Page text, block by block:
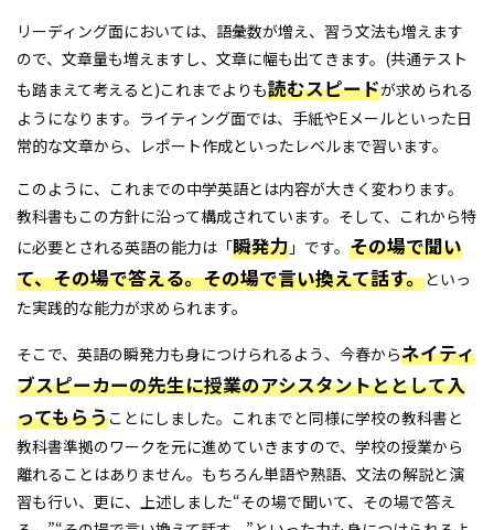
リーディング面においては、語彙数が増え、習う文法も増えます
ので、文章量も増えますし、文章に幅も出てきます。(共通テスト
も踏まえて考えると)これまでよりも読むスピードが求められる
ようになります。ライティング面では、手紙やEメールといった日
常的な文章から、レポート作成といったレベルまで習います。
このように、これまでの中学英語とは内容が大きく変わります。
教科書もこの方針に沿って構成されています。そして、これから特
に必要とされる英語の能力は「瞬発力 」です。 その場で聞い
て、その場で答える。その場で言い換えて話す。といっ
た実践的な能力が求められます。
そこで、英語の瞬発力も身につけられるよう、今春からネイティ
ブスピーカーの先生に授業のアシスタントととして入
ってもらうことにしました。これまでと同様に学校の教科書と
教科書準拠のワークを元に進めていきますので、学校の授業から
離れることはありません。もちろん単語や熟語、文法の解説と演
習も行い、更に、上述しました“その場で聞いて、その場で答え